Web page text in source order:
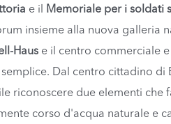
e il Memoriale per i soldati
insieme alla nuova galleria
Haus e il centro commerciale
Dal centro cittadino di
riconoscere due elementi che
corso d'acqua naturale e